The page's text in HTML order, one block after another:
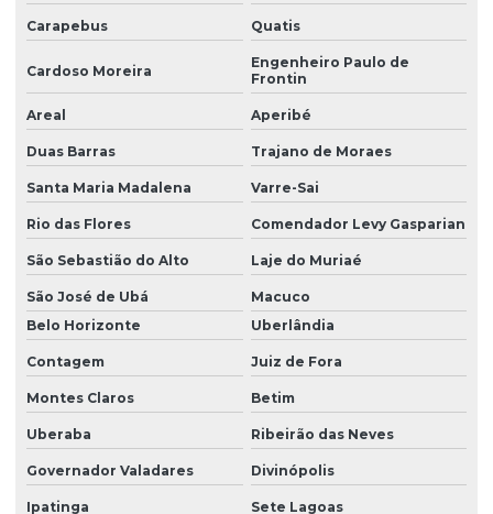
Carapebus Quatis
Cardoso Moreira
Engenheiro Paulo de
Frontin
Areal Aperibé
Duas Barras Trajano de Moraes
Santa Maria Madalena Varre-Sai
Rio das Flores Comendador Levy Gasparian
São Sebastião do Alto Laje do Muriaé
São José de Ubá
Macuco
Belo Horizonte
Uberlândia
Contagem Juiz de Fora
Montes Claros Betim
Uberaba Ribeirão das Neves
Governador Valadares Divinópolis
Ipatinga Sete Lagoas